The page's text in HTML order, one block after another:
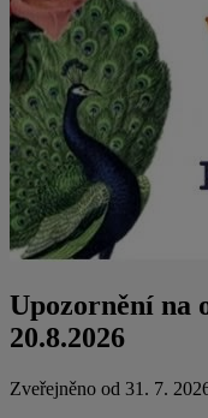
Upozornění na
20.8.2026
Zveřejněno od 31. 7.